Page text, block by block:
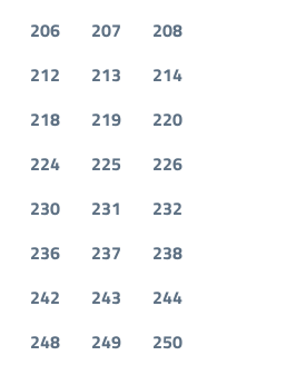
206 207
208
212 213
214
218 219
220
224 225
226
230 231
232
236 237
238
242 243
244
248 249
250